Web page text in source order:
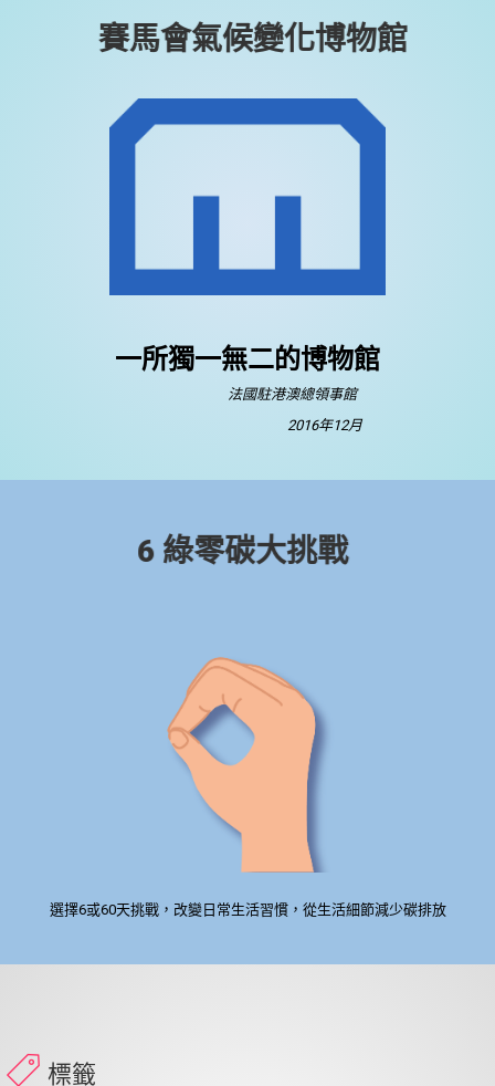
賽馬會氣候變化博物館
一所獨一無二的博物館
法國駐港澳總領事館
2016年12月
6 綠零碳大挑戰
選擇6或60天挑戰，改變日常生活習慣，從生活細節減少碳排放
標籤